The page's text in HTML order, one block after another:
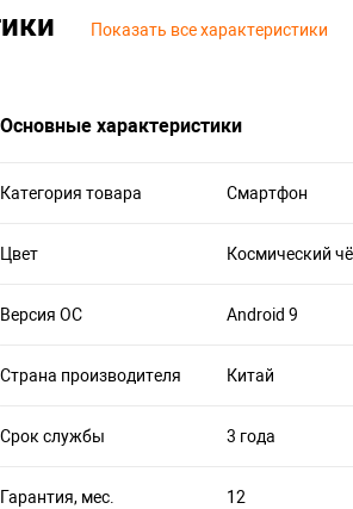
Показать все характеристики
Основные характеристики
Категория товара Смартфон
Цвет Космический
Версия ОС Android 9
Страна производителя Китай
Срок службы 3 года
Гарантия, мес. 12